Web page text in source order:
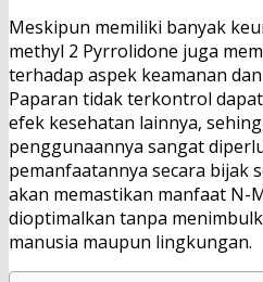
Meskipun memiliki banyak
methyl 2 Pyrrolidone juga
terhadap aspek keamanan
Paparan tidak terkontrol
efek kesehatan lainnya,
penggunaannya sangat
pemanfaatannya secara bijak
akan memastikan manfaat N-
dioptimalkan tanpa
manusia maupun lingkungan.